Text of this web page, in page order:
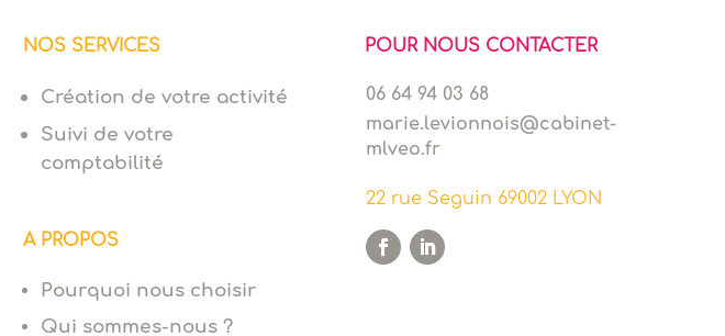
NOS SERVICES
Création de votre activité
Suivi de votre
comptabilité
A PROPOS
Pourquoi nous choisir
Qui sommes-nous ?
POUR NOUS CONTACTER
06 64 94 03 68
marie.levionnois@cabinet-
mlveo.fr
22 rue Seguin 69002 LYON